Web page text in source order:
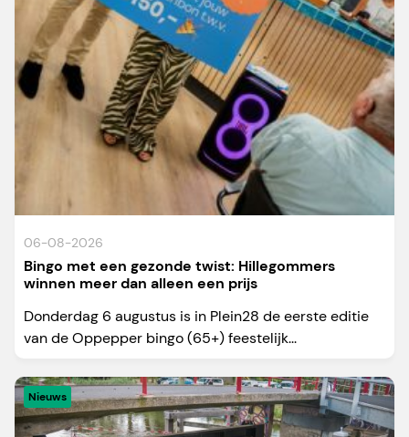
06-08-2026
Bingo met een gezonde twist: Hillegommers
winnen meer dan alleen een prijs
Donderdag 6 augustus is in Plein28 de eerste editie
van de Oppepper bingo (65+) feestelijk...
Nieuws